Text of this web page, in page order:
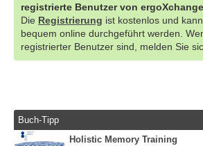
registrierte Benutzer von
Die Registrierung ist kostenlos und
bequem online durchgeführt werden.
registrierter Benutzer sind, melden Sie
Buch-Tipp
Holistic Memory Training